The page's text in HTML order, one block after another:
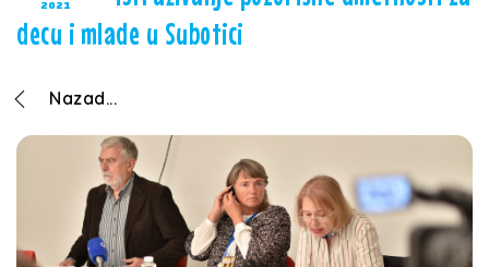
2021
decu i mlade u Subotici
Nazad...